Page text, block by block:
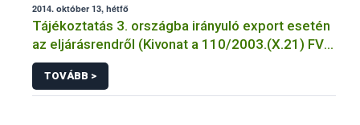
2014. október 13, hétfő
Tájékoztatás 3. országba irányuló export esetén
az eljárásrendről (Kivonat a 110/2003.(X.21) FVM
Rendeletből)
TOVÁBB >